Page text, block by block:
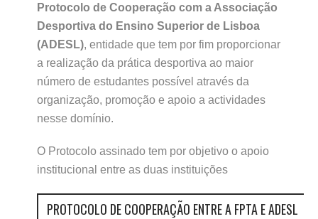
Protocolo de Cooperação com a Associação
Desportiva do Ensino Superior de Lisboa
(ADESL), entidade que tem por fim proporcionar
a realização da prática desportiva ao maior
número de estudantes possível através da
organização, promoção e apoio a actividades
nesse domínio.
O Protocolo assinado tem por objetivo o apoio
institucional entre as duas instituições
PROTOCOLO DE COOPERAÇÃO ENTRE A FPTA E ADESL